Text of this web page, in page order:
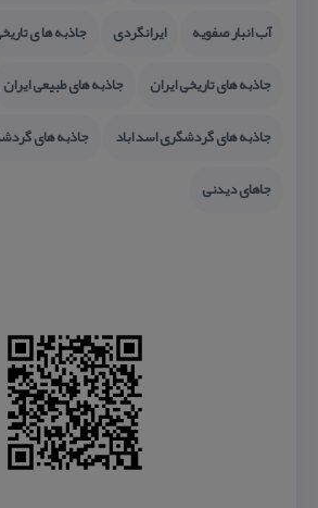
آب انبار صفویه
ایرانگردی
جاذبه ها ی
جاذبه های تاریخی ایران
جاذبه های طبیعی ایران
جاذبه های گردشگری اسد اباد
جاذبه های
جاهای دیدنی